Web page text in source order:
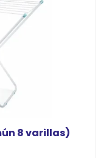
8 varillas)